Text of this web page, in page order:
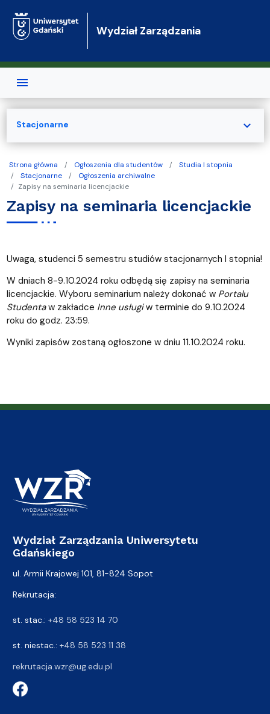
Wydział Zarządzania
Strona główna Ogłoszenia dla studentów
Studia I stopnia
Stacjonarne
Ogłoszenia archiwalne
Zapisy na seminaria licencjackie
Zapisy na seminaria licencjackie
Uwaga, studenci 5 semestru studiów stacjonarnych I stopnia!
W dniach 8-9.10.2024 roku odbędą się zapisy na seminaria
licencjackie. Wyboru seminarium należy dokonać w Portalu
Studentaw zakładce Inne usługiw terminie do 9.10.2024
roku do godz. 23:59.
Wyniki zapisów zostaną ogłoszone w dniu 11.10.2024 roku.
Stacjonarne expand_more
Wydział Zarządzania Uniwersytetu
Gdańskiego
ul. Armii Krajowej 101, 81-824 Sopot
Rekrutacja:
st. stac.: +48 58 523 14 70
st. niestac.: +48 58 523 11 38
rekrutacja.wzr@ug.edu.pl